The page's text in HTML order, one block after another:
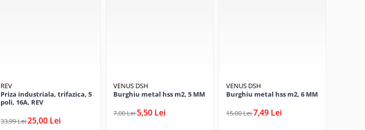
REV
Priza industriala, trifazica, 5
poli, 16A, REV
33,99 Lei25,00 Lei
VENUS DSH
Burghiu metal hss m2, 5 MM
7,00 Lei5,50 Lei
VENUS DSH
Burghiu metal hss m2, 6 MM
15,00 Lei7,49 Lei